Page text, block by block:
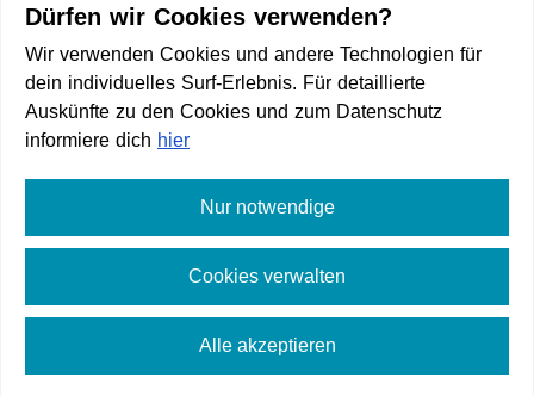
Start
Anreise planen
Vollbild
Dürfen wir Cookies verwenden?
Wir verwenden Cookies und andere Technologien für
dein individuelles Surf-Erlebnis. Für detaillierte
Auskünfte zu den Cookies und zum Datenschutz
informiere dich hier
Nur notwendige
Cookies verwalten
Alle akzeptieren